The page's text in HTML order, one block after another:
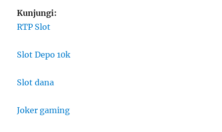
Kunjungi:
RTP Slot
Slot Depo 10k
Slot dana
Joker gaming